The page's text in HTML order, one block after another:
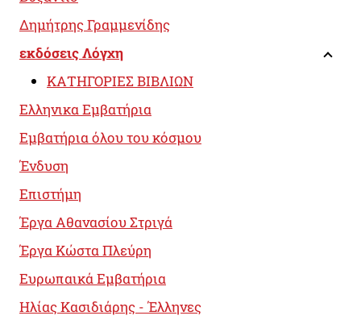
Δημήτρης Γραμμενίδης
εκδόσεις Λόγχη
ΚΑΤΗΓΟΡΙΕΣ ΒΙΒΛΙΩΝ
Ελληνικα Εμβατήρια
Εμβατήρια όλου του κόσμου
Ένδυση
Επιστήμη
Έργα Αθανασίου Στριγά
Έργα Κώστα Πλεύρη
Ευρωπαικά Εμβατήρια
Ηλίας Κασιδιάρης - Έλληνες